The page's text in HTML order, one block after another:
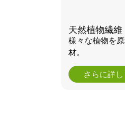
天然植物繊維
様々な植物を
材。
さらに詳し